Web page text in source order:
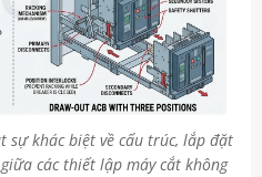
sự khác biệt về cấu trúc, lắp đặt
các thiết lập máy cắt không